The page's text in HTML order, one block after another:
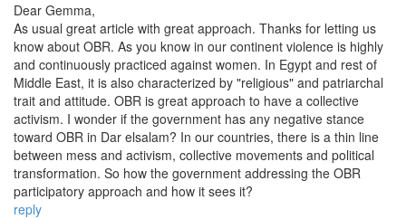
Dear Gemma,
As usual great article with great approach. Thanks for letting us
know about OBR. As you know in our continent violence is highly
and continuously practiced against women. In Egypt and rest of
Middle East, it is also characterized by "religious" and patriarchal
trait and attitude. OBR is great approach to have a collective
activism. I wonder if the government has any negative stance
toward OBR in Dar elsalam? In our countries, there is a thin line
between mess and activism, collective movements and political
transformation. So how the government addressing the OBR
participatory approach and how it sees it?
reply